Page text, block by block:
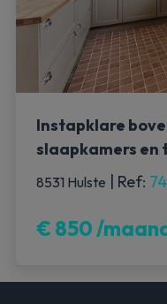
Instapklare
slaapkamers en
8531 Hulste Ref:
€ 850 /